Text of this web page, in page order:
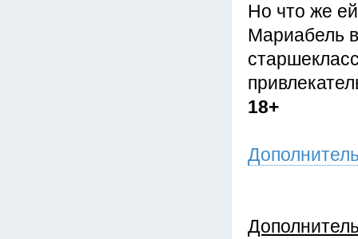
Но что же
Мариабель
18+